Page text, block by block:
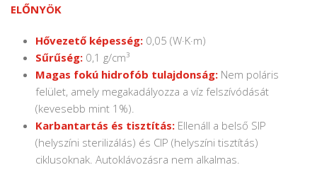
ELŐNYÖK
Hővezető képesség: 0,05 (W·K·m)
Sűrűség: 0,1 g/cm³
Magas fokú hidrofób tulajdonság: Nem poláris
felület, amely megakadályozza a víz felszívódását
(kevesebb mint 1%).
Karbantartás és tisztítás: Ellenáll a belső SIP
(helyszíni sterilizálás) és CIP (helyszíni tisztítás)
ciklusoknak. Autoklávozásra nem alkalmas.